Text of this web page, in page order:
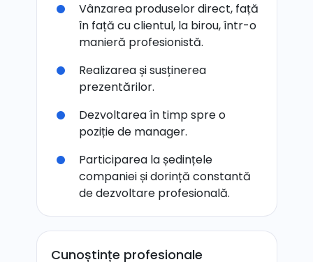
Vânzarea produselor direct, față
în față cu clientul, la birou, într-o
manieră profesionistă.
Realizarea și susținerea
prezentărilor.
Dezvoltarea în timp spre o
poziție de manager.
Participarea la ședințele
companiei și dorință constantă
de dezvoltare profesională.
Cunoștințe profesionale